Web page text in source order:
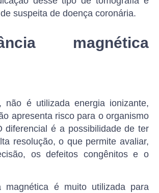
suspeita de doença coronária.
magnética
não é utilizada energia ionizante,
apresenta risco para o organismo
diferencial é a possibilidade de ter
resolução, o que permite avaliar,
os defeitos congênitos e o
magnética é muito utilizada para